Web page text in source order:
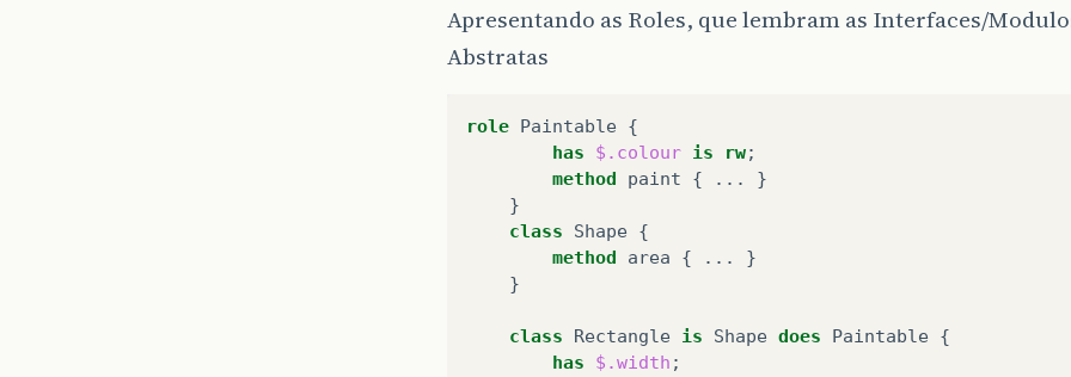
Apresentando as Roles, que lembram as Interfaces/
Abstratas
role Paintable {
has
$.colour is rw;
method
paint { ... }
    }
class
Shape {
method
area { ... }
    }
class Rectangle is Shape does Paintable {
has
$.width ;